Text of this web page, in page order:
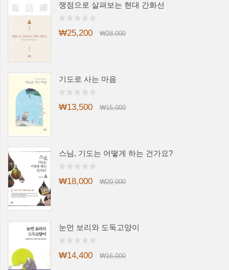
쟁점으로 살펴보는 현대 간화선
₩25,200 ₩28,000
기도로 사는 마음
₩13,500 ₩15,000
스님, 기도는 어떻게 하는 건가요?
₩18,000 ₩20,000
눈먼 보리와 도둑고양이
₩14,400 ₩16,000